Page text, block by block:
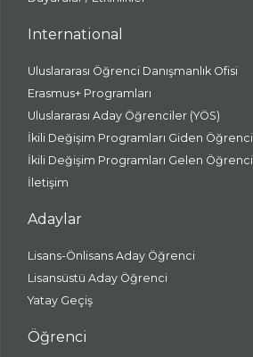
International
Uluslararası Öğrenci Danışmanlık Ofisi
Erasmus+ Programları
Uluslararası Aday Öğrenciler (YÖS)
İkili Değişim Programları Giden Öğrenci
İkili Değişim Programları Gelen Öğrenci
İletişim
Adaylar
Lisans-Önlisans Aday Öğrenci
Lisansüstü Aday Öğrenci
Yatay Geçiş
Öğrenci